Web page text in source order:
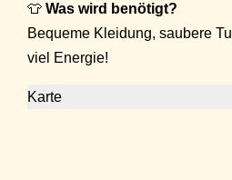
👕 Was wird benötigt?
Bequeme Kleidung, saubere
viel Energie!
Karte